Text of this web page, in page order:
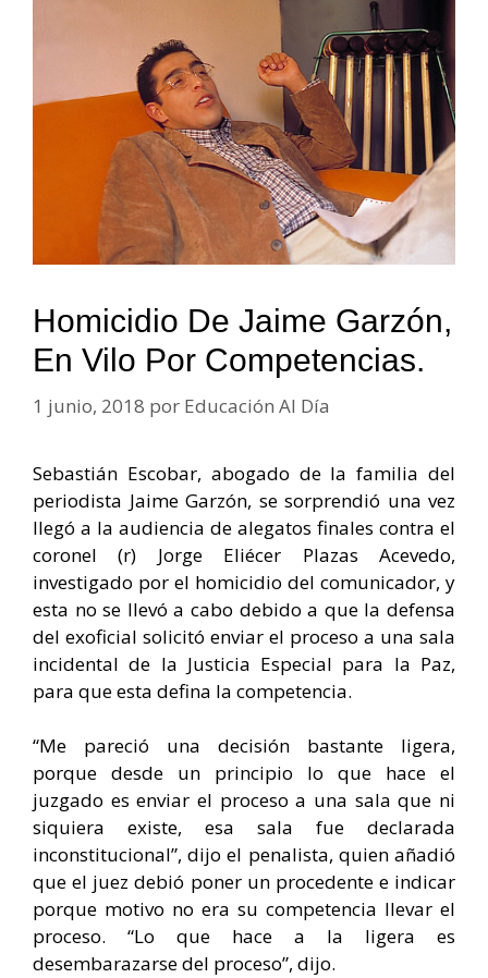
Homicidio De Jaime Garzón,
En Vilo Por Competencias.
1 junio, 2018 por Educación Al Día
Sebastián Escobar, abogado de la familia del
periodista Jaime Garzón, se sorprendió una vez
llegó a la audiencia de alegatos finales contra el
coronel (r) Jorge Eliécer Plazas Acevedo,
investigado por el homicidio del comunicador, y
esta no se llevó a cabo debido a que la defensa
del exoficial solicitó enviar el proceso a una sala
incidental de la Justicia Especial para la Paz,
para que esta defina la competencia.
“Me pareció una decisión bastante ligera,
porque desde un principio lo que hace el
juzgado es enviar el proceso a una sala que ni
siquiera existe, esa sala fue declarada
inconstitucional”, dijo el penalista, quien añadió
que el juez debió poner un procedente e indicar
porque motivo no era su competencia llevar el
proceso. “Lo que hace a la ligera es
desembarazarse del proceso”, dijo.